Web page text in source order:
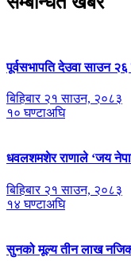
पूर्वसभापति देउवा साउन
बिहिबार २१ साउन, २०८३
१० घण्टाअघि
धवलशमशेर राणाले ‘जय नेपाल
बिहिबार २१ साउन, २०८३
१४ घण्टाअघि
सुनको मूल्य तीन लाख